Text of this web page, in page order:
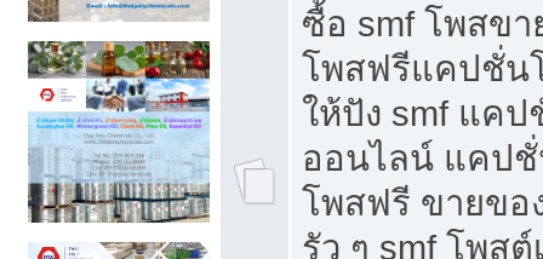
ซื้อ smf โพสข
โพสฟรีแคปชั่น
ให้ปัง smf แค
ออนไลน์ แคป
โพสฟรี ขายขอ
รัว ๆ smf โพส